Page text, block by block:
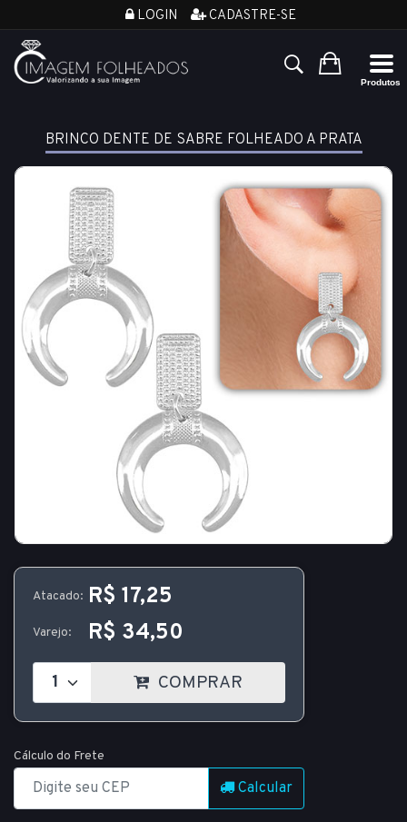
LOGIN CADASTRE-SE
BRINCO DENTE DE SABRE FOLHEADO A PRATA
Atacado: R$ 17,25
Varejo: R$ 34,50
COMPRAR
Cálculo do Frete
Calcular